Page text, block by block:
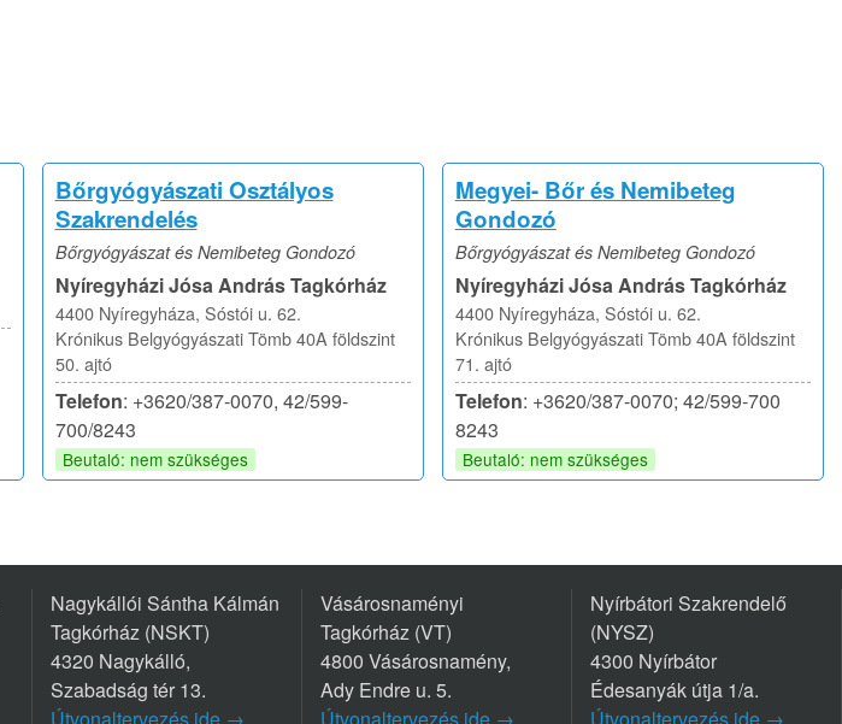
Bőrgyógyászati Osztályos
Szakrendelés
Bőrgyógyászat és Nemibeteg Gondozó
Nyíregyházi Jósa András Tagkórház
4400 Nyíregyháza, Sóstói u. 62.
Krónikus Belgyógyászati Tömb 40A földszint
50. ajtó
Telefon: +3620/387-0070, 42/599-
700/8243
Beutaló: nem szükséges
Megyei- Bőr és Nemibeteg
Gondozó
Bőrgyógyászat és Nemibeteg Gondozó
Nyíregyházi Jósa András Tagkórház
4400 Nyíregyháza, Sóstói u. 62.
Krónikus Belgyógyászati Tömb 40A földszint
71. ajtó
Telefon: +3620/387-0070; 42/599-700
8243
Beutaló: nem szükséges
Nagykállói Sántha Kálmán
Tagkórház (NSKT)
4320 Nagykálló,
Szabadság tér 13.
Vásárosnaményi
Tagkórház (VT)
4800 Vásárosnamény,
Ady Endre u. 5.
Nyírbátori Szakrendelő
(NYSZ)
4300 Nyírbátor
Édesanyák útja 1/a.